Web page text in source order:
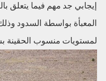
إيجابي جد مهم فيما يتعلق
المعبأة بواسطة السدود
لمستويات منسوب الحقينة